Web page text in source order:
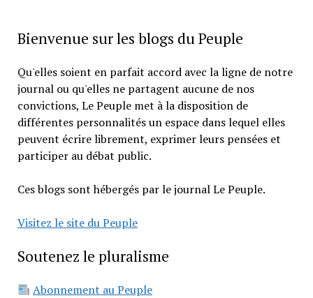
Bienvenue sur les blogs du Peuple
Qu'elles soient en parfait accord avec la ligne de notre
journal ou qu'elles ne partagent aucune de nos
convictions, Le Peuple met à la disposition de
différentes personnalités un espace dans lequel elles
peuvent écrire librement, exprimer leurs pensées et
participer au débat public.
Ces blogs sont hébergés par le journal Le Peuple.
Visitez le site du Peuple
Soutenez le pluralisme
Abonnement au Peuple